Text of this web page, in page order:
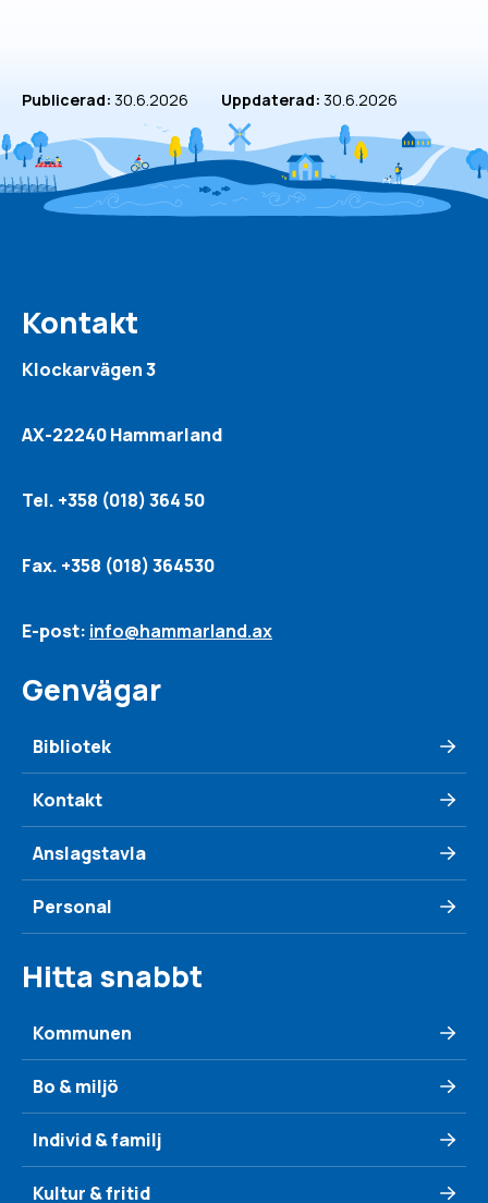
Publicerad: 30.6.2026 Uppdaterad: 30.6.2026
Kontakt
Klockarvägen 3
AX-22240 Hammarland
Tel. +358 (018) 364 50
Fax. +358 (018) 364530
E-post: info@hammarland.ax
Genvägar
Bibliotek
Kontakt
Anslagstavla
Personal
Hitta snabbt
Kommunen
Bo & miljö
Individ & familj
Kultur & fritid